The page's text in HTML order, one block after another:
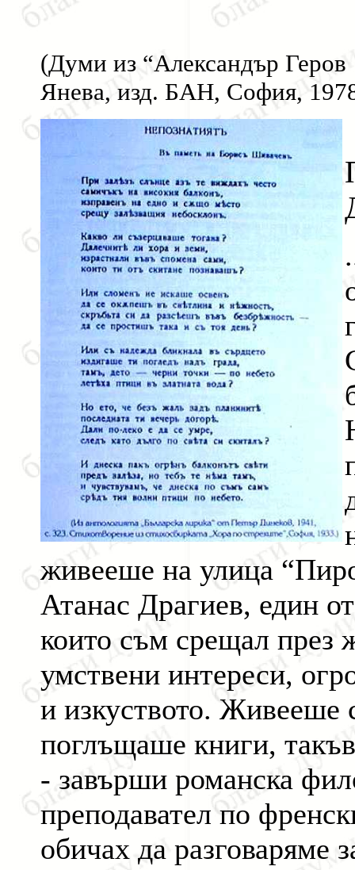
(Думи из “Александър Геров
Янева, изд. БАН, София,
живееше на улица
Атанас Драгиев, един
които съм срещал през
умствени интереси,
и изкуството. Живееше
поглъщаше книги,
- завърши романска
преподавател по
обичах да разговаряме